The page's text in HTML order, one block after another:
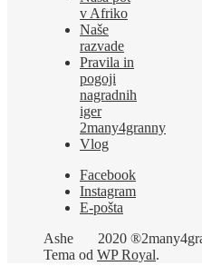
v Afriko
Naše
razvade
Pravila in
pogoji
nagradnih
iger
2many4granny
Vlog
Facebook
Instagram
E-pošta
2020
Ashe
Tema od WP Royal.